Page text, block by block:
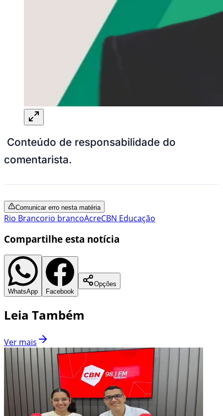
Conteúdo de responsabilidade do
comentarista.
Comunicar erro nesta matéria
Rio Brancorio brancoAcreCBN Educação
Compartilhe esta notícia
WhatsApp Facebook
Opções
Leia Também
Ver mais